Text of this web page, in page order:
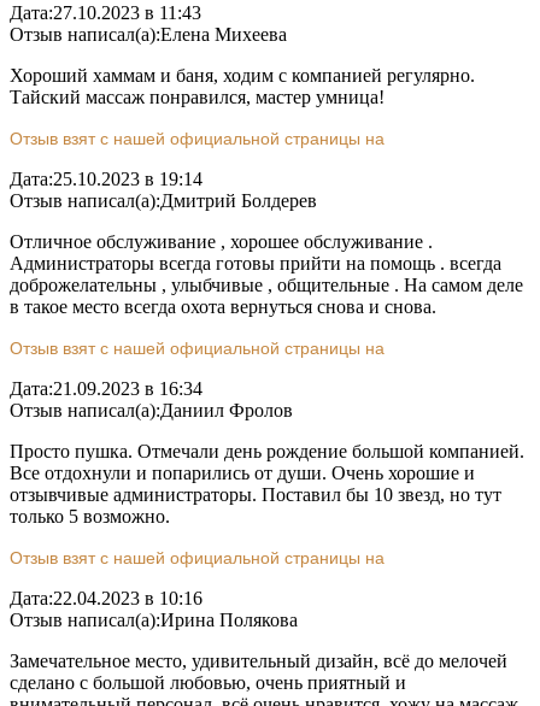
Дата:27.10.2023 в 11:43
Отзыв написал(а):Елена Михеева
Хороший хаммам и баня, ходим с компанией регулярно.
Тайский массаж понравился, мастер умница!
Отзыв взят с нашей официальной страницы на
Дата:25.10.2023 в 19:14
Отзыв написал(а):Дмитрий Болдерев
Отличное обслуживание , хорошее обслуживание .
Администраторы всегда готовы прийти на помощь . всегда
доброжелательны , улыбчивые , общительные . На самом деле
в такое место всегда охота вернуться снова и снова.
Отзыв взят с нашей официальной страницы на
Дата:21.09.2023 в 16:34
Отзыв написал(а):Даниил Фролов
Просто пушка. Отмечали день рождение большой компанией.
Все отдохнули и попарились от души. Очень хорошие и
отзывчивые администраторы. Поставил бы 10 звезд, но тут
только 5 возможно.
Отзыв взят с нашей официальной страницы на
Дата:22.04.2023 в 10:16
Отзыв написал(а):Ирина Полякова
Замечательное место, удивительный дизайн, всё до мелочей
сделано с большой любовью, очень приятный и